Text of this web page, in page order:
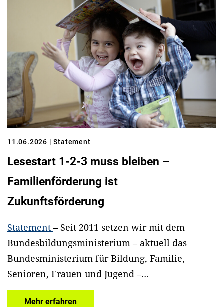
11.06.2026 | Statement
Lesestart 1-2-3 muss bleiben –
Familienförderung ist
Zukunftsförderung
Statement– Seit 2011 setzen wir mit dem
Bundesbildungsministerium – aktuell das
Bundesministerium für Bildung, Familie,
Senioren, Frauen und Jugend –…
Mehr erfahren